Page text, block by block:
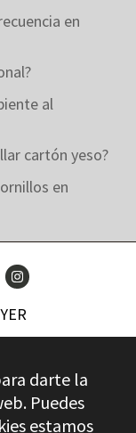
en
al
cartón yeso?
en
darte la
Puedes
estamos